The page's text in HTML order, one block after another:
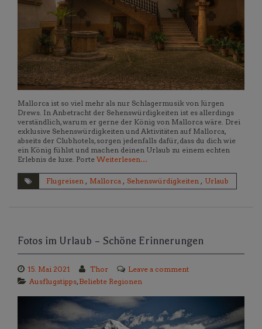
Mallorca ist so viel mehr als nur Schlagermusik von Jürgen
Drews. In Anbetracht der Sehenswürdigkeiten ist es allerdings
verständlich, warum er gerne der König von Mallorca wäre. Drei
exklusive Sehenswürdigkeiten und Aktivitäten auf Mallorca,
abseits der Clubhotels, sorgen jedenfalls dafür, dass du dich wie
ein König fühlst und machen deinen Urlaub zu einem echten
Erlebnis de luxe. Porte Weiterlesen…
Flugreisen , Mallorca , Sehenswürdigkeiten , Urlaub
Fotos im Urlaub – Schöne Erinnerungen
15. Mai 2021 Thor
Leave a comment
Ausflugstipps, Beliebte Regionen